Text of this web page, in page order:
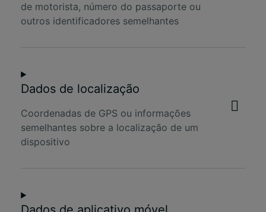
de motorista, número do passaporte ou
outros identificadores semelhantes
Dados de localização
Coordenadas de GPS ou informações
semelhantes sobre a localização de um
dispositivo